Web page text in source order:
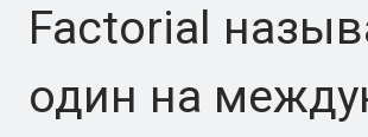
Factorial
один на